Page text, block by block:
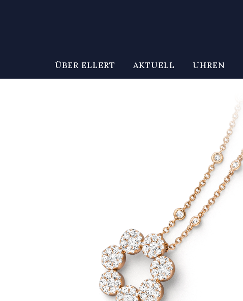
ÜBER ELLERT AKTUELL UHREN